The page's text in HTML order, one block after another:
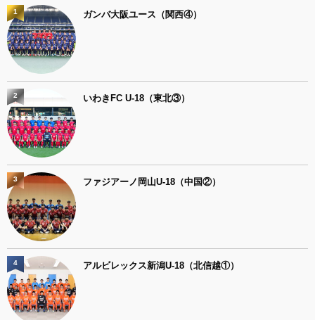
ガンバ大阪ユース（関西④）
1
いわきFC U-18（東北③）
2
ファジアーノ岡山U-18（中国②）
3
アルビレックス新潟U-18（北信越①）
4